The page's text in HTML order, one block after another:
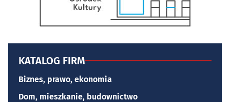
KATALOG FIRM
Biznes, prawo, ekonomia
Dom, mieszkanie, budownictwo